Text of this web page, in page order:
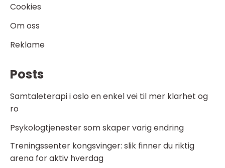
Cookies
Om oss
Reklame
Posts
Samtaleterapi i oslo en enkel vei til mer klarhet og
ro
Psykologtjenester som skaper varig endring
Treningssenter kongsvinger: slik finner du riktig
arena for aktiv hverdag